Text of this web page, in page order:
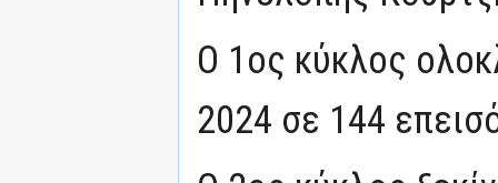
Ο 1ος κύκλος
2024 σε 144